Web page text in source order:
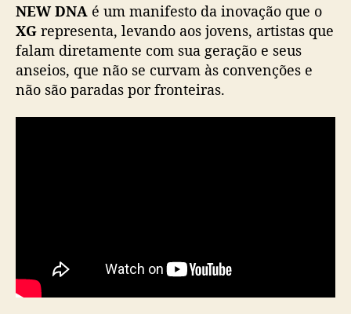
l
b
u
m
NEW DNA é um manifesto da inovação que o
XG representa, levando aos jovens, artistas que
falam diretamente com sua geração e seus
anseios, que não se curvam às convenções e
não são paradas por fronteiras.